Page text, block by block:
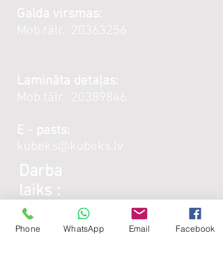
Galda virsmas:
Mob.tālr.: 20363256
Lamināta detaļas:
Mob.tālr.: 20389846
E - pasts:
kubeks@kubeks.lv
Darba
laiks :
Galda virsmas:
Phone WhatsApp Email Facebook